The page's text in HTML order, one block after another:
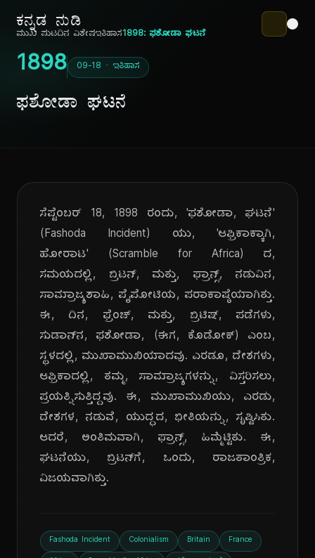
ಕನ್ನಡ ನುಡಿ
ಮುಖ ಪುಟದಿನ ವಿಶೇಷಇತಿಹಾಸ1898: ಫಶೋಡಾ ಘಟನೆ
1898 09-18 · ಇತಿಹಾಸ
ಫಶೋಡಾ ಘಟನೆ
ಸೆಪ್ಟೆಂಬರ್ 18, 1898 ರಂದು, 'ಫಶೋಡಾ, ಘಟನೆ'
(Fashoda Incident) ಯು, 'ಆಫ್ರಿಕಾಕ್ಕಾಗಿ,
ಹೋರಾಟ' (Scramble for Africa) ದ,
ಸಮಯದಲ್ಲಿ, ಬ್ರಿಟನ್, ಮತ್ತು, ಫ್ರಾನ್ಸ್, ನಡುವಿನ,
ಸಾಮ್ರಾಜ್ಯಶಾಹಿ, ಪೈಪೋಟಿಯ, ಪರಾಕಾಷ್ಠೆಯಾಗಿತ್ತು.
ಈ, ದಿನ, ಫ್ರೆಂಚ್, ಮತ್ತು, ಬ್ರಿಟಿಷ್, ಪಡೆಗಳು,
ಸುಡಾನ್‌ನ, ಫಶೋಡಾ, (ಈಗ, ಕೊಡೋಕ್) ಎಂಬ,
ಸ್ಥಳದಲ್ಲಿ, ಮುಖಾಮುಖಿಯಾದವು. ಎರಡೂ, ದೇಶಗಳು,
ಆಫ್ರಿಕಾದಲ್ಲಿ, ತಮ್ಮ, ಸಾಮ್ರಾಜ್ಯಗಳನ್ನು, ವಿಸ್ತರಿಸಲು,
ಪ್ರಯತ್ನಿಸುತ್ತಿದ್ದವು. ಈ, ಮುಖಾಮುಖಿಯು, ಎರಡು,
ದೇಶಗಳ, ನಡುವೆ, ಯುದ್ಧದ, ಭೀತಿಯನ್ನು, ಸೃಷ್ಟಿಸಿತು.
ಆದರೆ, ಅಂತಿಮವಾಗಿ, ಫ್ರಾನ್ಸ್, ಹಿಮ್ಮೆಟ್ಟಿತು. ಈ,
ಘಟನೆಯು, ಬ್ರಿಟನ್‌ಗೆ, ಒಂದು, ರಾಜತಾಂತ್ರಿಕ,
ವಿಜಯವಾಗಿತ್ತು.
Fashoda Incident Colonialism Britain France